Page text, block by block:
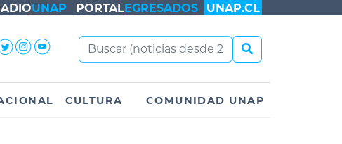
UNAP PORTALEGRESADOS UNAP.CL
CULTURA COMUNIDAD UNAP